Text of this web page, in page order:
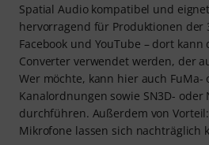
Spatial Audio kompatibel und
hervorragend für Produktionen der
Facebook und YouTube – dort kann
Converter verwendet werden, der
Wer möchte, kann hier auch FuMa-
Kanalordnungen sowie SN3D-
durchführen. Außerdem von
Mikrofone lassen sich nachträglich